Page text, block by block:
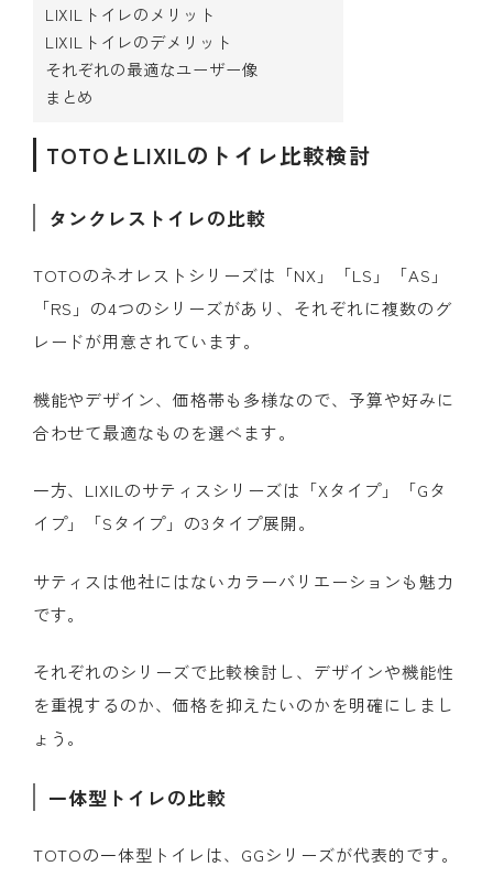
LIXILトイレのメリット
LIXILトイレのデメリット
それぞれの最適なユーザー像
まとめ
TOTOとLIXILのトイレ比較検討
タンクレストイレの比較
TOTOのネオレストシリーズは「NX」「LS」「AS」
「RS」の4つのシリーズがあり、それぞれに複数のグ
レードが用意されています。
機能やデザイン、価格帯も多様なので、予算や好みに
合わせて最適なものを選べます。
一方、LIXILのサティスシリーズは「Xタイプ」「Gタ
イプ」「Sタイプ」の3タイプ展開。
サティスは他社にはないカラーバリエーションも魅力
です。
それぞれのシリーズで比較検討し、デザインや機能性
を重視するのか、価格を抑えたいのかを明確にしまし
ょう。
一体型トイレの比較
TOTOの一体型トイレは、GGシリーズが代表的です。